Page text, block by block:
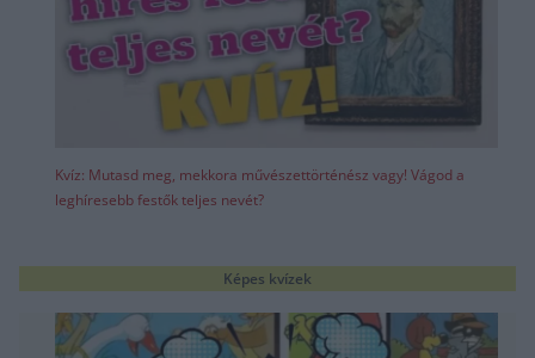
Kvíz: Mutasd meg, mekkora művészettörténész vagy! Vágod a
leghíresebb festők teljes nevét?
Képes kvízek